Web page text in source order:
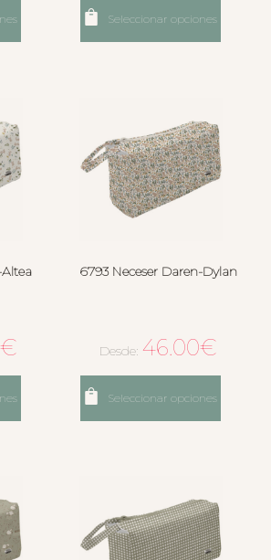
Seleccionar opciones
€
6793 Neceser Daren-Dylan
Desde: 46.00€
Seleccionar opciones